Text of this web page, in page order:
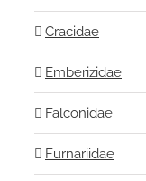
Cracidae
Emberizidae
Falconidae
Furnariidae